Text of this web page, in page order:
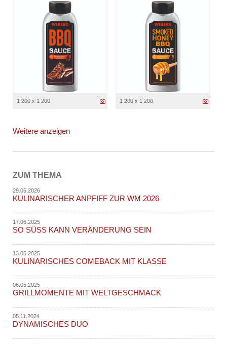
1 200 x 1 200 1 200 x 1 200
Weitere anzeigen
ZUM THEMA
29.05.2026
KULINARISCHER ANPFIFF ZUR WM 2026
17.06.2025
SO SÜSS KANN VERÄNDERUNG SEIN
13.05.2025
KULINARISCHES COMEBACK MIT KLASSE
06.05.2025
GRILLMOMENTE MIT WELTGESCHMACK
05.11.2024
DYNAMISCHES DUO